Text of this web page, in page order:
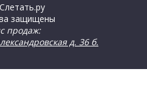
защищены
продаж:
д. 36 б.